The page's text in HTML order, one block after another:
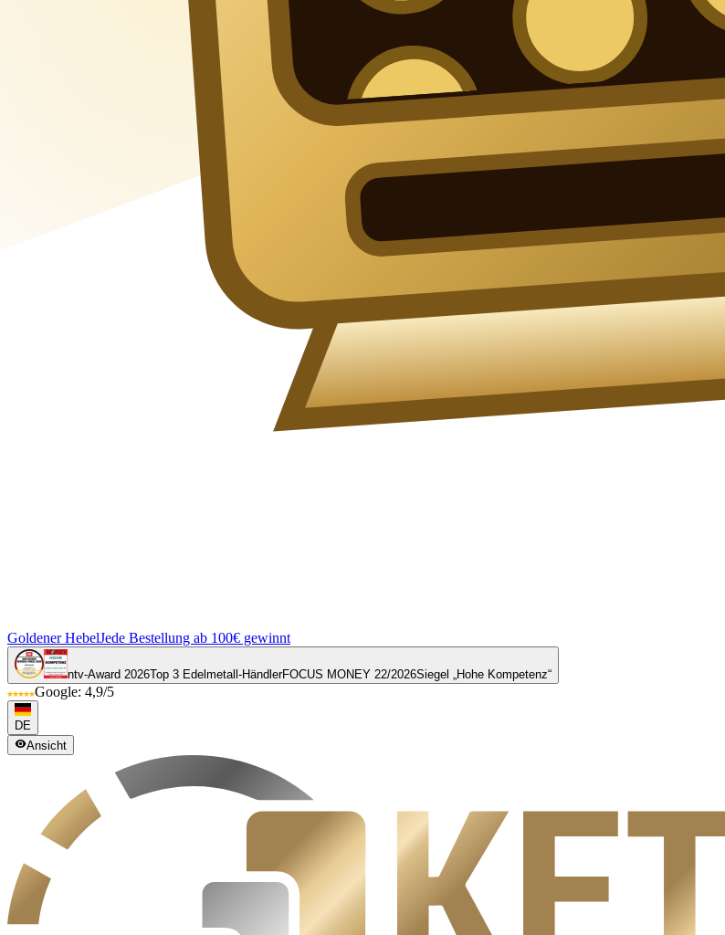
Goldener HebelJede Bestellung ab 100€ gewinnt
ntv-Award 2026Top 3 Edelmetall-HändlerFOCUS MONEY 22/2026Siegel „Hohe Kompetenz“
Google: 4,9/5
DE
Ansicht